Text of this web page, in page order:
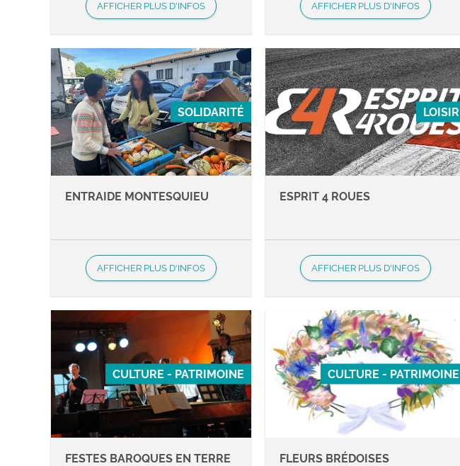
AFFICHER PLUS D'INFOS AFFICHER PLUS D'INFOS
SOLIDARITÉ
ENTRAIDE MONTESQUIEU
AFFICHER PLUS D'INFOS
LOISIR
ESPRIT 4 ROUES
AFFICHER PLUS D'INFOS
CULTURE - PATRIMOINE
FESTES BAROQUES EN TERRE
CULTURE - PATRIMOINE
FLEURS BRÉDOISES